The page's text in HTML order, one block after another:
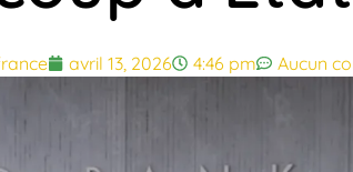
avril 13, 2026 4:46 pm Aucun